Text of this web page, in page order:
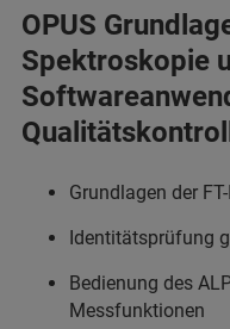
OPUS
Spektroskopie
Grundlagen der
Identitätsprüfung
Bedienung des
Messfunktionen